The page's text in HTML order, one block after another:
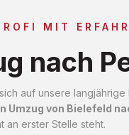
MIT
nach
auf unsere
Umzug von Bielefeld
an erster Stelle steht.